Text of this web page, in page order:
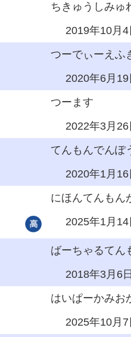
ちきゅうしみゅ
2019年10月4
つーでぃーえふ
2020年6月19
つーます
2022年3月26
てんもんでんぽ
2020年1月16
にほんてんもん
2025年1月14
ばーちゃるてん
2018年3月6
はいぱーかみお
2025年10月7